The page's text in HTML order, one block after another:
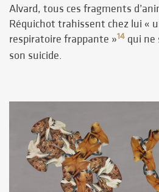
Alvard, tous ces fragments
Réquichot trahissent chez lui «
respiratoire frappante »14 qui ne
son suicide.